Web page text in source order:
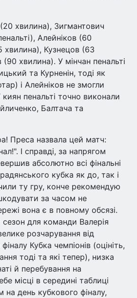
хвилина), Зигмантович
Алейніков (60
хвилина), Кузнецов (63
хвилина). У мінчан пенальті
та Курненін, тоді як
і Алейніков не змогли
пенальті точно виконали
Балтача та
Преса назвала цей матч:
І справді, за напрягом
абсолютно всі фінальні
кубка як до, так і
ту гру, конче рекомендую
за часом не
вона є в повному обсязі.
для команди Валерія
розчарування від
Кубка чемпіонів (оцініть,
тоді та які тепер), низка
й перебування на
місці в середині таблиці
на день кубкового фіналу,